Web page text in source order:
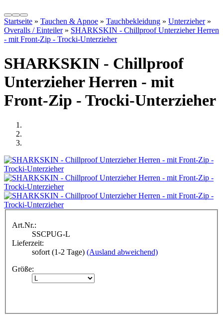
Startseite » Tauchen & Apnoe » Tauchbekleidung » Unterzieher»
Overalls / Einteiler» SHARKSKIN - Chillproof Unterzieher Herren
- mit Front-Zip - Trocki-Unterzieher
SHARKSKIN - Chillproof
Unterzieher Herren - mit
Front-Zip - Trocki-Unterzieher
Art.Nr.:
SSCPUG-L
Lieferzeit:
sofort (1-2 Tage) (Ausland abweichend)
Größe: